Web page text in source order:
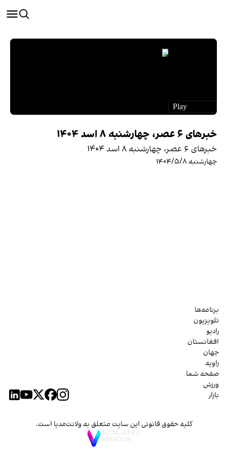
خبرهای ۶ عصر، چهارشنبه ۸ اسد ۱۴۰۴
خبرهای ۶ عصر، چهارشنبه ۸ اسد ۱۴۰۴
چهارشنبه ۱۴۰۴/۵/۸
برنامه‌ها
تلویزیون
رادیو
افغانستان
جهان
زاویه
صفحه شما
ورزش
بازار
کلیه حقوق قانونی این سایت متعلق به ولانت‌مدیا است.